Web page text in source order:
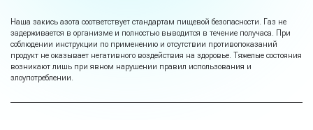
Наша закись азота соответствует стандартам пищевой безопасности. Газ не
задерживается в организме и полностью выводится в течение получаса. При
соблюдении инструкции по применению и отсутствии противопоказаний
продукт не оказывает негативного воздействия на здоровье. Тяжелые состояния
возникают лишь при явном нарушении правил использования и
злоупотреблении.